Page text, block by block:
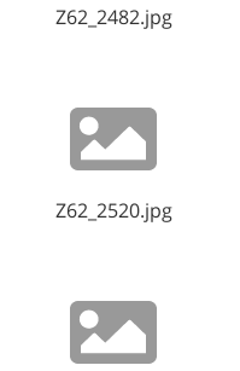
Z62_2482.jpg
Z62_2520.jpg